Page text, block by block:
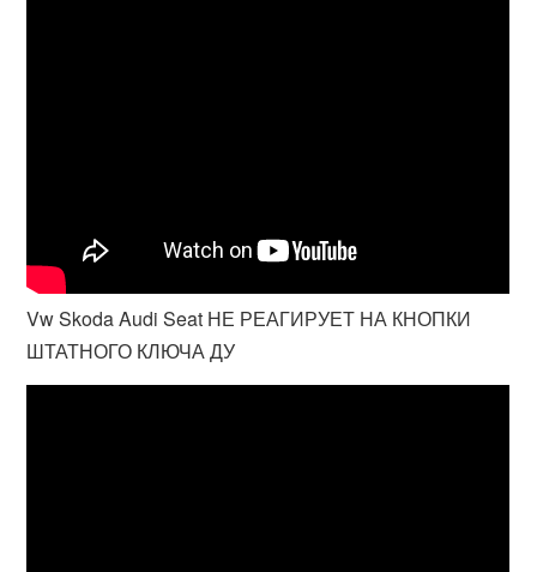
Vw Skoda Audi Seat НЕ РЕАГИРУЕТ НА КНОПКИ
ШТАТНОГО КЛЮЧА ДУ